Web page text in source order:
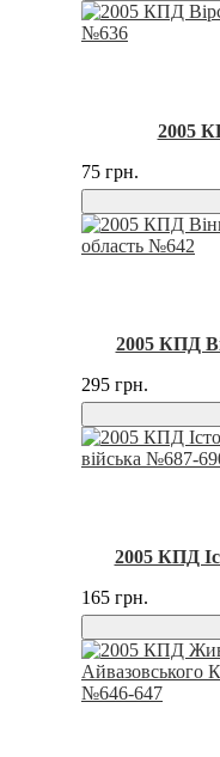
2005
75 грн.
2005 КПД
295 грн.
2005 КПД
165 грн.